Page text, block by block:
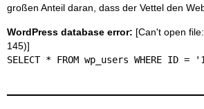
großen Anteil daran, dass der Vettel den
WordPress database error: [Can't open
145)]
SELECT * FROM wp_users WHERE ID